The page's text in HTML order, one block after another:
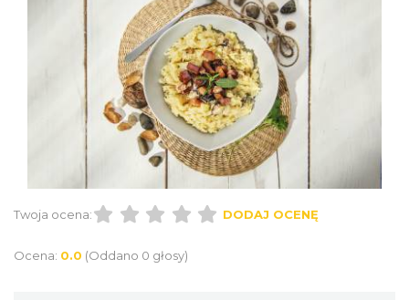
Twoja ocena: DODAJ OCENĘ
Ocena: 0.0 (Oddano 0 głosy)